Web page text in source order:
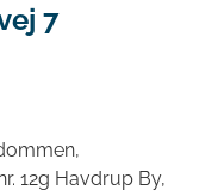
7
12g Havdrup By,